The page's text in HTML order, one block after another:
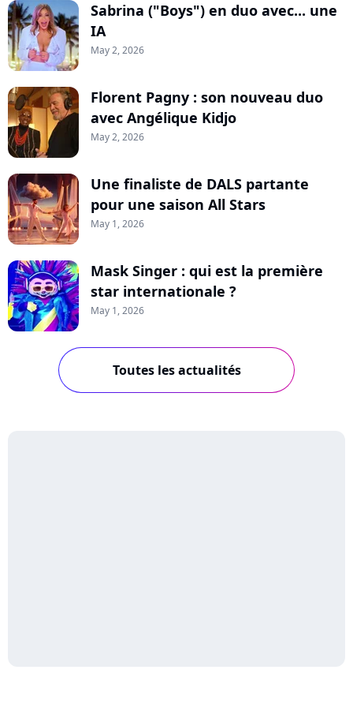
Sabrina ("Boys") en duo avec... une
IA
May 2, 2026
Florent Pagny : son nouveau duo
avec Angélique Kidjo
May 2, 2026
Une finaliste de DALS partante
pour une saison All Stars
May 1, 2026
Mask Singer : qui est la première
star internationale ?
May 1, 2026
Toutes les actualités